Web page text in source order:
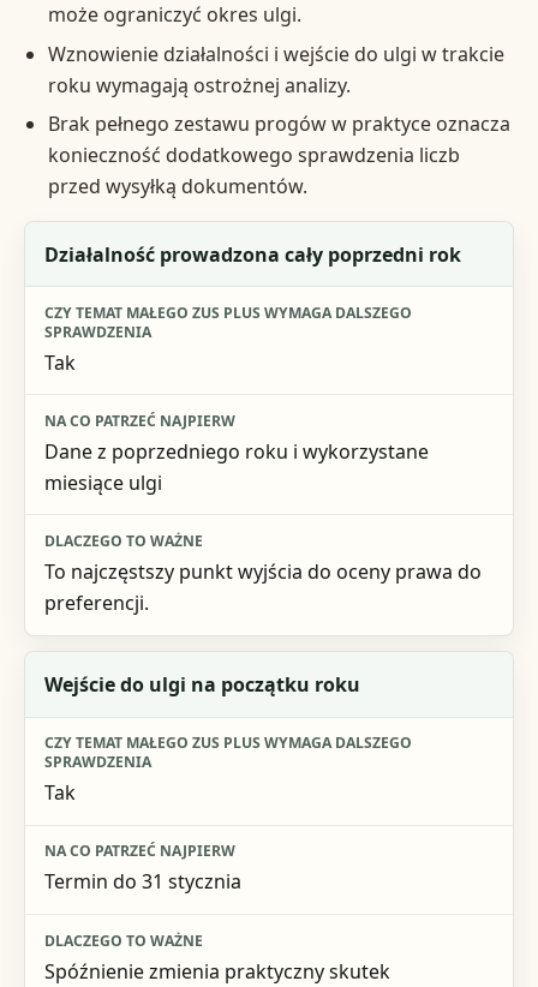
może ograniczyć okres ulgi.
Wznowienie działalności i wejście do ulgi w trakcie
roku wymagają ostrożnej analizy.
Brak pełnego zestawu progów w praktyce oznacza
konieczność dodatkowego sprawdzenia liczb
przed wysyłką dokumentów.
Sytuacja
Czy temat Małego ZUS Plus wymaga dalszego sprawdzenia
Na co patrzeć najpierw
Dlaczego to ważne
Działalność prowadzona cały poprzedni rok
Tak
Dane z poprzedniego roku i wykorzystane
miesiące ulgi
To najczęstszy punkt wyjścia do oceny prawa do
preferencji.
Wejście do ulgi na początku roku
Tak
Termin do 31 stycznia
Spóźnienie zmienia praktyczny skutek